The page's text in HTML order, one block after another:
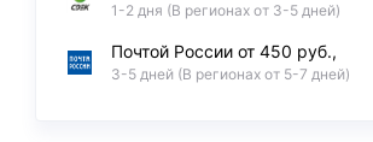
1-2 дня (В регионах от 3-5 дней)
Почтой России от 450 руб.,
3-5 дней (В регионах от 5-7 дней)